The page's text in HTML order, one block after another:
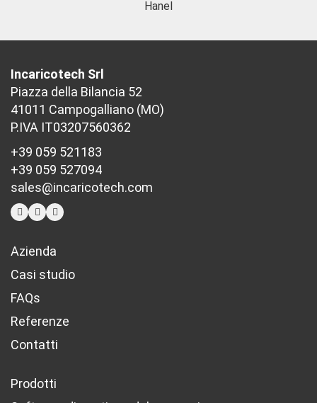
Incaricotech Srl
Piazza della Bilancia 52
41011 Campogalliano (MO)
P.IVA IT03207560362
+39 059 521183
+39 059 527094
sales@incaricotech.com
Azienda
Casi studio
FAQs
Referenze
Contatti
Prodotti